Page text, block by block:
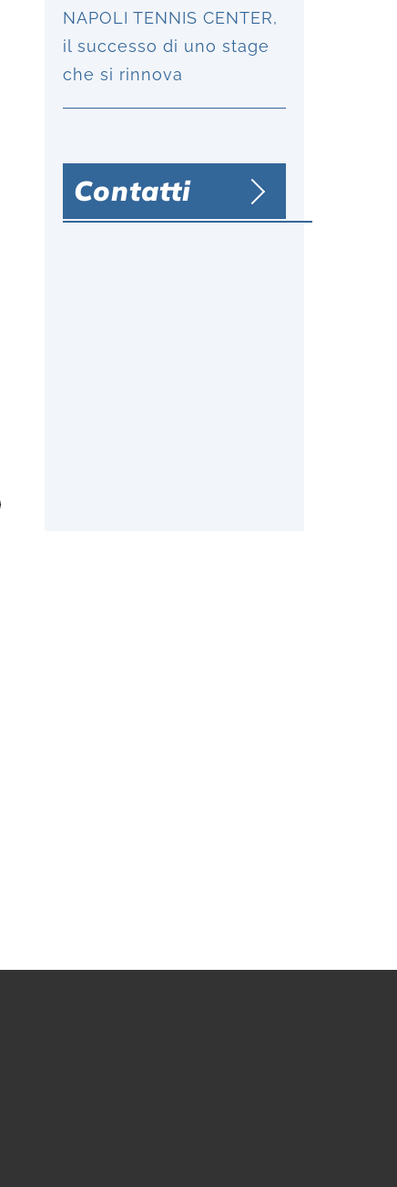
NAPOLI TENNIS CENTER,
il successo di uno stage
che si rinnova
Contatti